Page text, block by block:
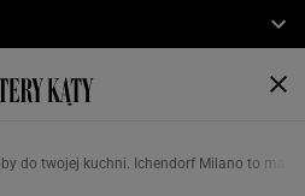
do twojej kuchni. Ichendorf Milano to